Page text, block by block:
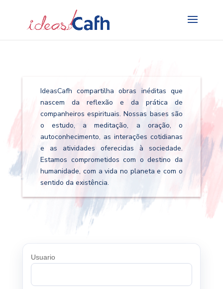
IdeasCafh compartilha obras inéditas que
nascem da reflexão e da prática de
companheiros espirituais. Nossas bases são
o estudo, a meditação, a oração, o
autoconhecimento, as interações cotidianas
e as atividades oferecidas à sociedade.
Estamos comprometidos com o destino da
humanidade, com a vida no planeta e com o
sentido da existência.
Usuario